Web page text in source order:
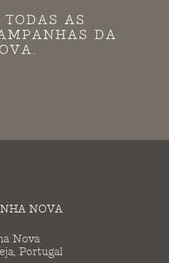
AS
DA
NOVA
Nova
Portugal